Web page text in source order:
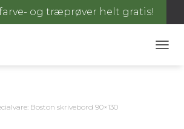
og træprøver helt gratis!
Boston skrivebord 90×130